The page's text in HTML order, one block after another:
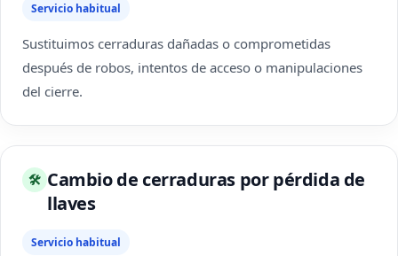
Servicio habitual
Sustituimos cerraduras dañadas o comprometidas
después de robos, intentos de acceso o manipulaciones
del cierre.
🛠 Cambio de cerraduras por pérdida de
llaves
Servicio habitual